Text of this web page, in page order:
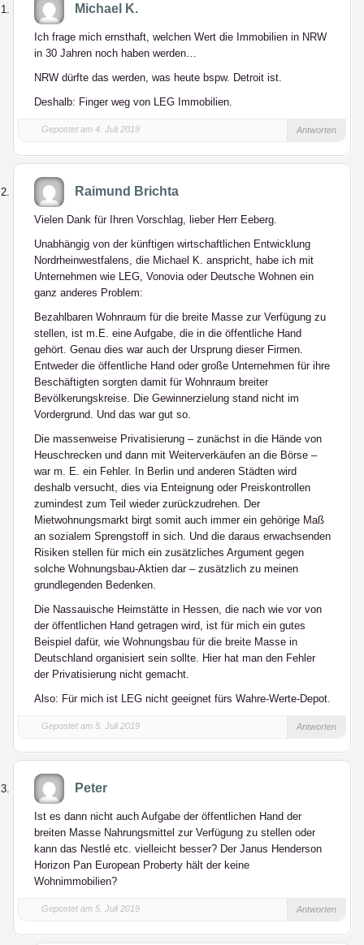
Michael K.
Ich frage mich ernsthaft, welchen Wert die Immobilien in NRW
in 30 Jahren noch haben werden…
NRW dürfte das werden, was heute bspw. Detroit ist.
Deshalb: Finger weg von LEG Immobilien.
Gepostet am 4. Juli 2019 Antworten
Raimund Brichta
Vielen Dank für Ihren Vorschlag, lieber Herr Eeberg.
Unabhängig von der künftigen wirtschaftlichen Entwicklung
Nordrheinwestfalens, die Michael K. anspricht, habe ich mit
Unternehmen wie LEG, Vonovia oder Deutsche Wohnen ein
ganz anderes Problem:
Bezahlbaren Wohnraum für die breite Masse zur Verfügung zu
stellen, ist m.E. eine Aufgabe, die in die öffentliche Hand
gehört. Genau dies war auch der Ursprung dieser Firmen.
Entweder die öffentliche Hand oder große Unternehmen für ihre
Beschäftigten sorgten damit für Wohnraum breiter
Bevölkerungskreise. Die Gewinnerzielung stand nicht im
Vordergrund. Und das war gut so.
Die massenweise Privatisierung – zunächst in die Hände von
Heuschrecken und dann mit Weiterverkäufen an die Börse –
war m. E. ein Fehler. In Berlin und anderen Städten wird
deshalb versucht, dies via Enteignung oder Preiskontrollen
zumindest zum Teil wieder zurückzudrehen. Der
Mietwohnungsmarkt birgt somit auch immer ein gehörige Maß
an sozialem Sprengstoff in sich. Und die daraus erwachsenden
Risiken stellen für mich ein zusätzliches Argument gegen
solche Wohnungsbau-Aktien dar – zusätzlich zu meinen
grundlegenden Bedenken.
Die Nassauische Heimstätte in Hessen, die nach wie vor von
der öffentlichen Hand getragen wird, ist für mich ein gutes
Beispiel dafür, wie Wohnungsbau für die breite Masse in
Deutschland organisiert sein sollte. Hier hat man den Fehler
der Privatisierung nicht gemacht.
Also: Für mich ist LEG nicht geeignet fürs Wahre-Werte-Depot.
Gepostet am 5. Juli 2019 Antworten
Peter
Ist es dann nicht auch Aufgabe der öffentlichen Hand der
breiten Masse Nahrungsmittel zur Verfügung zu stellen oder
kann das Nestlé etc. vielleicht besser? Der Janus Henderson
Horizon Pan European Proberty hält der keine
Wohnimmobilien?
Gepostet am 5. Juli 2019 Antworten